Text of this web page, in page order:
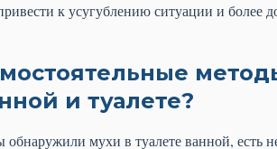
к усугублению ситуации и более
и туалете?
обнаружили мухи в туалете ванной, есть